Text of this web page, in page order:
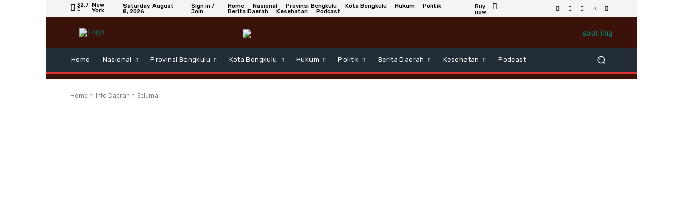
32.7
C
New
York
Saturday, August
8, 2026
Sign in /
Join
Home Nasional Provinsi Bengkulu Kota Bengkulu Hukum
Politik
Berita Daerah
Kesehatan Podcast
Buy
now
Home Nasional Provinsi Bengkulu Kota Bengkulu Hukum Politik Berita Daerah Kesehatan Podcast
Home Info Daerah Seluma